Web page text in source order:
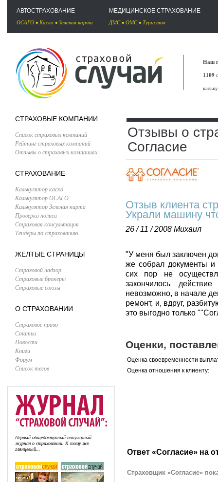
АВТОСТРАХОВАНИЕ
ОСАГО • Каско • Зеленая карта
МЕДИЦИНСКОЕ СТРАХОВАНИЕ
ДМС• ОМС• Туристов
Наш
1109
СТРАХОВЫЕ КОМПАНИИ
Список страховых компаний
Рейтинг страховых компаний
Отзывы о страховых компаниях
СТРАХОВАНИЕ
Калькулятор каско
Калькулятор ОСАГО
Калькулятор Зеленая карта
Проверка полиса
Страховая консультация
Тендеры по страхованию
ЖЕЛТЫЕ СТРАНИЦЫ
Страховой надзор
Страховые брокеры
Страховые союзы
О СТРАХОВАНИИ
Страховое право
Статьи
Новости
Книги
Форум
Список тегов
Первый общедоступный популярный
журнал о страховании. К тому же,
глянцевый...
Отзывы о
Согласие
Отзыв клиента
Украли машину
26 / 11 / 2008 Михаил
"У меня был заключен
же собрал документы и
сих пор не
закончилось
невозможно, в начале
ремонт, и, вдруг,
это выгодно только
Оценки,
Оценка своевременности
Оценка отношения к клиенту:
Ответ «Согласие» на
Страховщик «Согласие»